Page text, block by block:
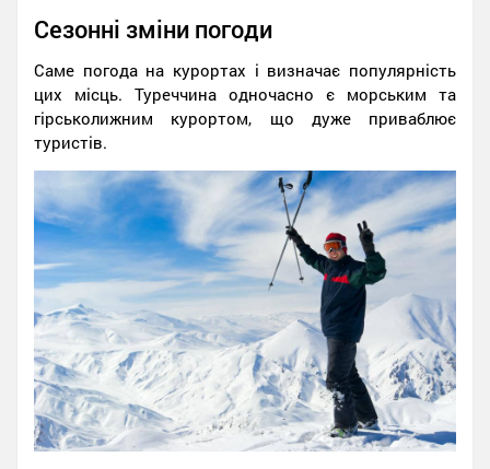
Сезонні зміни погоди
Саме погода на курортах і визначає популярність
цих місць. Туреччина одночасно є морським та
гірськолижним курортом, що дуже приваблює
туристів.